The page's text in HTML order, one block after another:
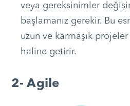
veya gereksinimler
başlamanız gerekir. Bu
uzun ve karmaşık
haline getirir.
2- Agile